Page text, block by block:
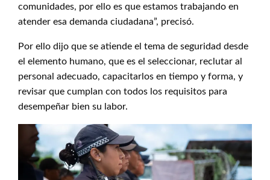
comunidades, por ello es que estamos trabajando en
atender esa demanda ciudadana”, precisó.
Por ello dijo que se atiende el tema de seguridad desde
el elemento humano, que es el seleccionar, reclutar al
personal adecuado, capacitarlos en tiempo y forma, y
revisar que cumplan con todos los requisitos para
desempeñar bien su labor.